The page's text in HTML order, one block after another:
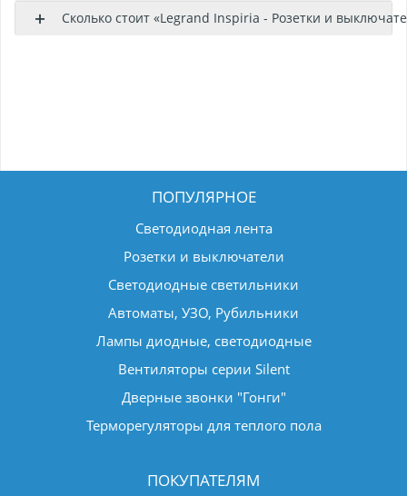
Сколько стоит «Legrand Inspiria - Розетки и
ПОПУЛЯРНОЕ
Светодиодная лента
Розетки и выключатели
Светодиодные светильники
Автоматы, УЗО, Рубильники
Лампы диодные, светодиодные
Вентиляторы серии Silent
Дверные звонки "Гонги"
Терморегуляторы для теплого пола
ПОКУПАТЕЛЯМ